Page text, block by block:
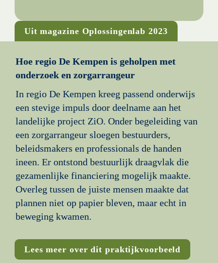
Uit magazine Oplossingenlab 2023
Hoe regio De Kempen is geholpen met
onderzoek en zorgarrangeur
In regio De Kempen kreeg passend onderwijs
een stevige impuls door deelname aan het
landelijke project ZiO. Onder begeleiding van
een zorgarrangeur sloegen bestuurders,
beleidsmakers en professionals de handen
ineen. Er ontstond bestuurlijk draagvlak die
gezamenlijke financiering mogelijk maakte.
Overleg tussen de juiste mensen maakte dat
plannen niet op papier bleven, maar echt in
Lees meer over dit praktijkvoorbeeld